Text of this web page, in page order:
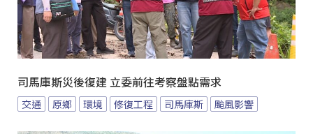
司馬庫斯災後復建 立委前往考察盤點需求
交通 原鄉 環境 修復工程 司馬庫斯 颱風影響